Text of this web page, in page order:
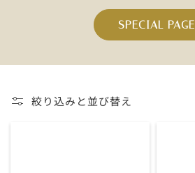
SPECIAL PAGE
絞り込みと並び替え